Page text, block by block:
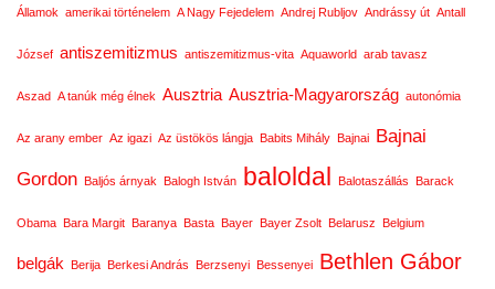
Államok amerikai történelem A Nagy Fejedelem Andrej Rubljov Andrássy út Antall
József antiszemitizmus antiszemitizmus-vita Aquaworld arab tavasz
Aszad A tanúk még élnek Ausztria Ausztria-Magyarország autonómia
Az arany ember Az igazi Az üstökös lángja Babits Mihály Bajnai Bajnai
Gordon Baljós árnyak Balogh István baloldal Balotaszállás Barack
Obama Bara Margit Baranya Basta Bayer Bayer Zsolt Belarusz Belgium
belgák Berija Berkesi András Berzsenyi Bessenyei Bethlen Gábor